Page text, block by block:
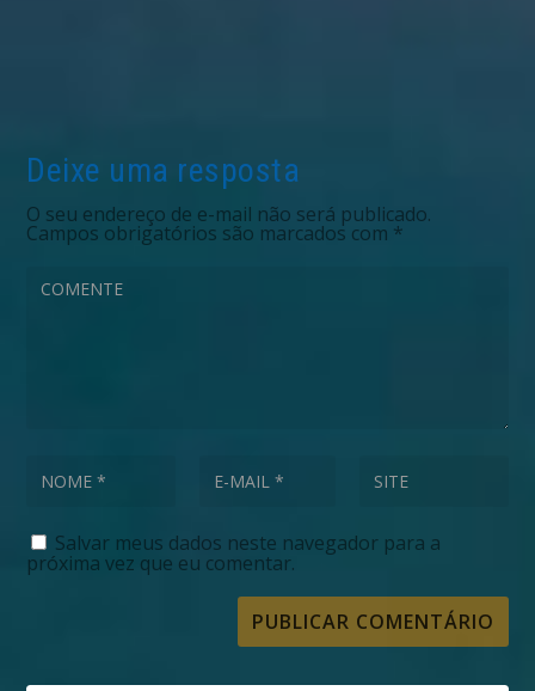
Deixe uma resposta
O seu endereço de e-mail não será publicado.
Campos obrigatórios são marcados com *
Salvar meus dados neste navegador para a
próxima vez que eu comentar.